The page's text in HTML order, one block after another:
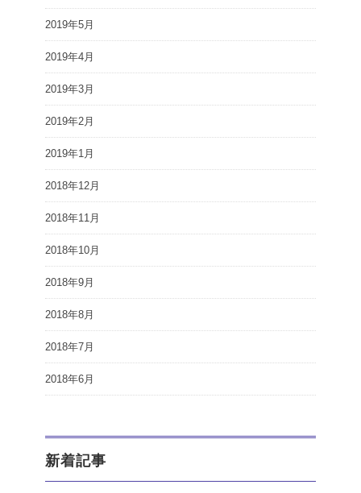
2019年5月
2019年4月
2019年3月
2019年2月
2019年1月
2018年12月
2018年11月
2018年10月
2018年9月
2018年8月
2018年7月
2018年6月
新着記事